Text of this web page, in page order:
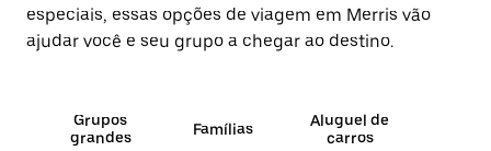
especiais, essas opções de viagem em Merris vão
ajudar você e seu grupo a chegar ao destino.
Grupos
grandes
Famílias
Aluguel de
carros